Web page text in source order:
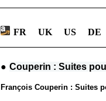
FR UK US
● Couperin : Suites
François Couperin : Suites